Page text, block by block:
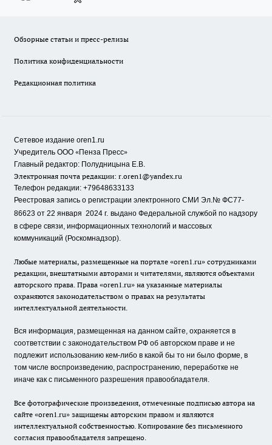
Обзорные статьи и пресс-релизы
Политика конфиденциальности
Редакционная политика
Сетевое издание oren1.ru
Учредитель ООО «Пенза Пресс»
Главный редактор: Полудницына Е.В.
Электронная почта редакции: r.oren1@yandex.ru
Телефон редакции: +79648633133
Реестровая запись о регистрации электронного СМИ Эл.№ ФС77-
86623 от 22 января 2024 г. выдано Федеральной службой по надзору
в сфере связи, информационных технологий и массовых
коммуникаций (Роскомнадзор).
Любые материалы, размещенные на портале «oren1.ru» сотрудниками
редакции, внештатными авторами и читателями, являются объектами
авторского права. Права «oren1.ru» на указанные материалы
охраняются законодательством о правах на результаты
интеллектуальной деятельности.
Вся информация, размещенная на данном сайте, охраняется в
соответствии с законодательством РФ об авторском праве и не
подлежит использованию кем-либо в какой бы то ни было форме, в
том числе воспроизведению, распространению, переработке не
иначе как с письменного разрешения правообладателя.
Все фотографические произведения, отмеченные подписью автора на
сайте «oren1.ru» защищены авторским правом и являются
интеллектуальной собственностью. Копирование без письменного
согласия правообладателя запрещено.